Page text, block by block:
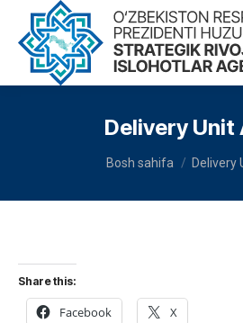
Delivery Unit
You are here:
Bosh sahifa Delivery
Share this:
Facebook X